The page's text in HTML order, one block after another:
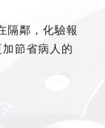
隔鄰，化驗報
節省病人的